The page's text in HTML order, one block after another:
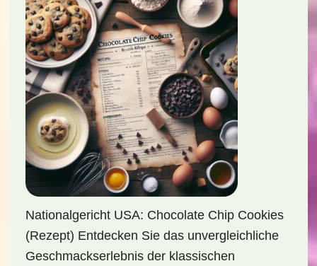
Nationalgericht USA: Chocolate Chip Cookies
(Rezept) Entdecken Sie das unvergleichliche
Geschmackserlebnis der klassischen